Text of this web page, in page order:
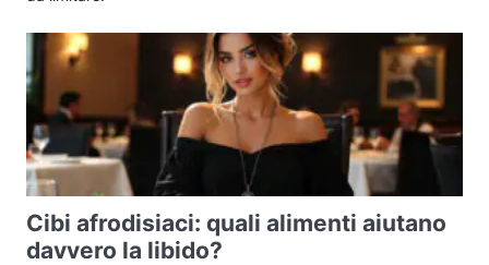
Cibi afrodisiaci: quali alimenti aiutano
davvero la libido?